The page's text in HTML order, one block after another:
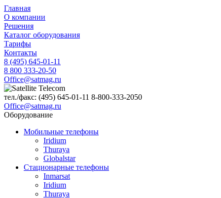
Главная
О компании
Решения
Каталог оборудования
Тарифы
Контакты
8 (495) 645-01-11
8 800 333-20-50
Office@satmag.ru
тел./факс: (495) 645-01-11 8-800-333-2050
Office@satmag.ru
Оборудование
Мобильные телефоны
Iridium
Thuraya
Globalstar
Стационарные телефоны
Inmarsat
Iridium
Thuraya